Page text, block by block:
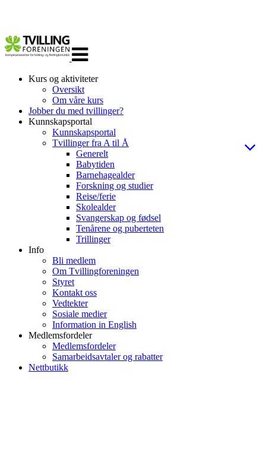
navigasjon
Kurs og aktiviteter
Oversikt
Om våre kurs
Jobber du med tvillinger?
Kunnskapsportal
Kunnskapsportal
Tvillinger fra A til Å
Generelt
Babytiden
Barnehagealder
Forskning og studier
Reise/ferie
Skolealder
Svangerskap og fødsel
Tenårene og puberteten
Trillinger
Info
Bli medlem
Om Tvillingforeningen
Styret
Kontakt oss
Vedtekter
Sosiale medier
Information in English
Medlemsfordeler
Medlemsfordeler
Samarbeidsavtaler og rabatter
Nettbutikk